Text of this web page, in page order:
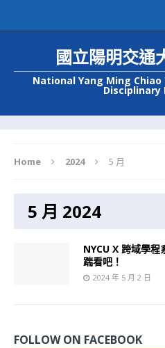
國立陽明交通
National Yang Ming
Disciplinary
Home 2024 5 月
5 月 2024
NYCU X 跨域學
踹看吧！
2024 年 5 月 2 日
FOLLOW ON FACEBOOK